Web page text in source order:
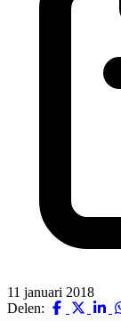
11 januari 2018
Delen: